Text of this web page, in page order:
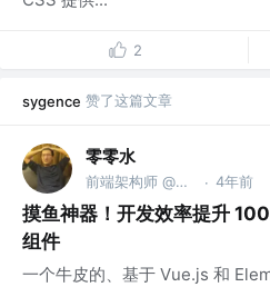
2
sygence 赞了这篇文章
零零水
前端架构师 @咸鱼ing，热爱桌游主机 · 4年前
摸鱼神器！开发效率提升
组件
一个牛皮的、基于 Vue.js 和